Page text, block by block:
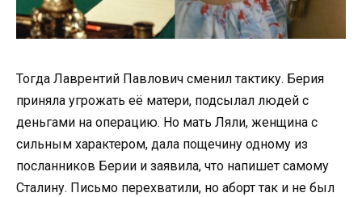
Тогда Лаврентий Павлович сменил тактику. Берия
приняла угрожать её матери, подсылал людей с
деньгами на операцию. Но мать Ляли, женщина с
сильным характером, дала пощечину одному из
посланников Берии и заявила, что напишет самому
Сталину. Письмо перехватили, но аборт так и не был